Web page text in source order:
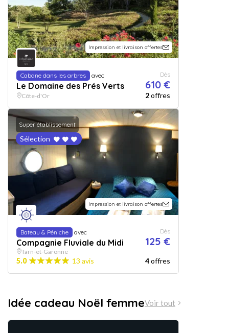
Impression et livraison offertes
Cabane dans les arbres avec
Le Domaine des Prés Verts
Dès
610 €
Côte-d'Or 2offres
Super établissement
Sélection
Impression et livraison offertes
Bateau & Péniche avec
Compagnie Fluviale du Midi
Dès
125 €
Tarn-et-Garonne
5.0 13 avis 4offres
Idée cadeau Noël femmeVoir tout